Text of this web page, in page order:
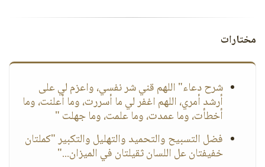
مختارات
شرح دعاء" اللهم قني شر نفسي، واعزم لي على
أرشد أمري، اللهم اغفر لي ما أسررت، وما أعلنت، وما
أخطأت، وما عمدت، وما علمت، وما جهلت "
فضل التسبيح والتحميد والتهليل والتكبير "كملتان
خفيفتان عل اللسان ثقيلتان في الميزان..."